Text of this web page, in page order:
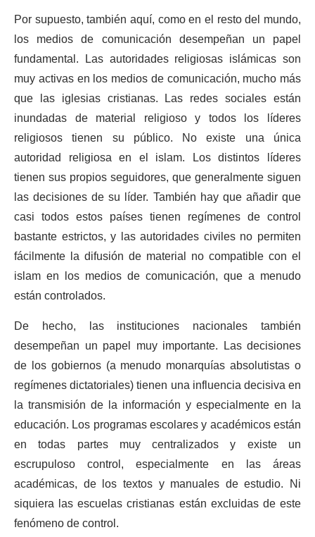
Por supuesto, también aquí, como en el resto del mundo,
los medios de comunicación desempeñan un papel
fundamental. Las autoridades religiosas islámicas son
muy activas en los medios de comunicación, mucho más
que las iglesias cristianas. Las redes sociales están
inundadas de material religioso y todos los líderes
religiosos tienen su público. No existe una única
autoridad religiosa en el islam. Los distintos líderes
tienen sus propios seguidores, que generalmente siguen
las decisiones de su líder. También hay que añadir que
casi todos estos países tienen regímenes de control
bastante estrictos, y las autoridades civiles no permiten
fácilmente la difusión de material no compatible con el
islam en los medios de comunicación, que a menudo
están controlados.
De hecho, las instituciones nacionales también
desempeñan un papel muy importante. Las decisiones
de los gobiernos (a menudo monarquías absolutistas o
regímenes dictatoriales) tienen una influencia decisiva en
la transmisión de la información y especialmente en la
educación. Los programas escolares y académicos están
en todas partes muy centralizados y existe un
escrupuloso control, especialmente en las áreas
académicas, de los textos y manuales de estudio. Ni
siquiera las escuelas cristianas están excluidas de este
fenómeno de control.